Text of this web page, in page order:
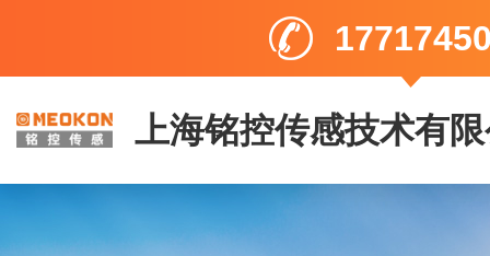
上海铭控传感技术有